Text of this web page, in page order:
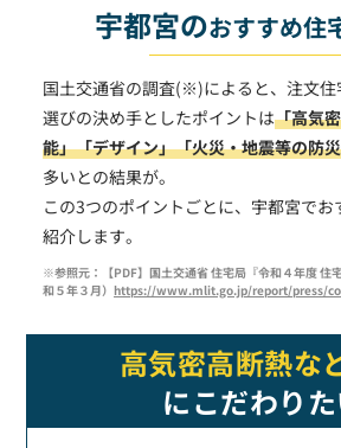
宇都宮のおすすめ住
国土交通省の調査(※)によると、注文
選びの決め手としたポイントは「高気
能」「デザイン」「火災・地震等の防
多いとの結果が。
この3つのポイントごとに、宇都宮で
紹介します。
※参照元：【PDF】国土交通省 住宅局『令和４年度 住
和５年３月） https://www.mlit.go.jp/report/press/
高気密高断熱な
にこだわり